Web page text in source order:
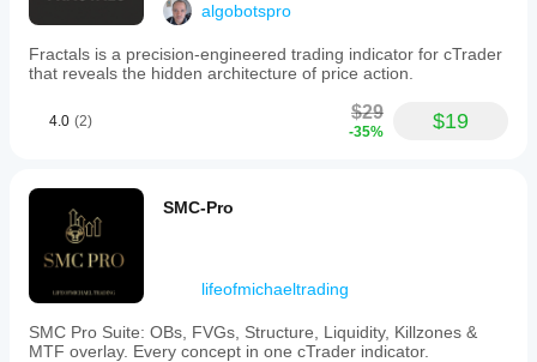
algobotspro
Fractals is a precision-engineered trading indicator for cTrader
that reveals the hidden architecture of price action.
4.0 (2) $29
-35% $19
SMC-Pro
lifeofmichaeltrading
SMC Pro Suite: OBs, FVGs, Structure, Liquidity, Killzones &
MTF overlay. Every concept in one cTrader indicator.